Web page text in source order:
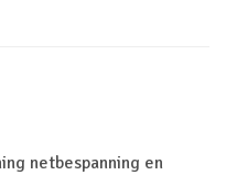
netbespanning en